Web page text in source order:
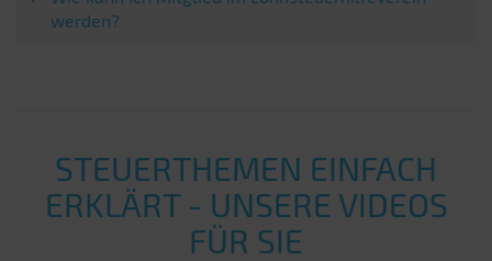
werden?
STEUERTHEMEN EINFACH
ERKLÄRT - UNSERE VIDEOS
FÜR SIE